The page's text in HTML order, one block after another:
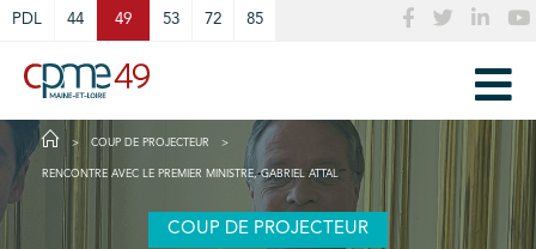
PDL 44 49 53 72 85
COUP DE PROJECTEUR
RENCONTRE AVEC LE PREMIER MINISTRE, GABRIEL ATTAL
COUP DE PROJECTEUR
Cookies management panel